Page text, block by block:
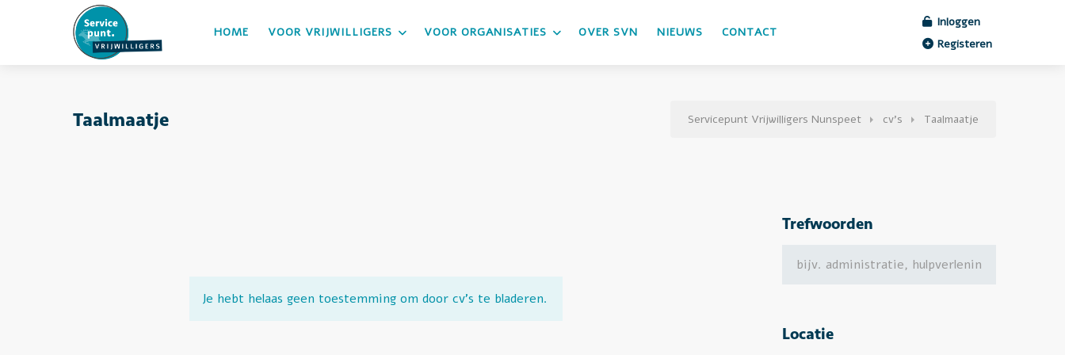
HOME VOOR VRIJWILLIGERS VOOR ORGANISATIES OVER SVN NIEUWS CONTACT
Inloggen
Registeren
Taalmaatje Servicepunt Vrijwilligers Nunspeet cv's Taalmaatje
Trefwoorden
Locatie
Je hebt helaas geen toestemming om door cv's te bladeren.